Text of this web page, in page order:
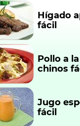
Hígado
fácil
Pollo a
chinos
Jugo
fácil